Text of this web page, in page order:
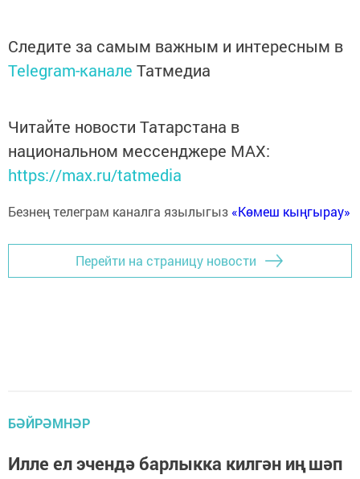
Следите за самым важным и интересным в
Telegram-канале Татмедиа
Читайте новости Татарстана в
национальном мессенджере MАХ:
https://max.ru/tatmedia
Безнең телеграм каналга язылыгыз «Көмеш кыңгырау»
Перейти на страницу новости
БӘЙРӘМНӘР
Илле ел эчендә барлыкка килгән иң шәп